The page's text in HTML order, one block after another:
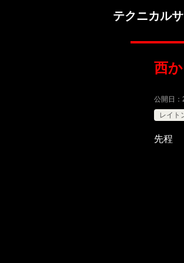
テクニカル
西
公開日：
レイト
先程